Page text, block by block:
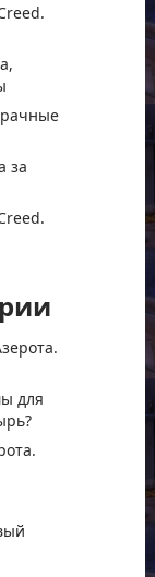
за
для